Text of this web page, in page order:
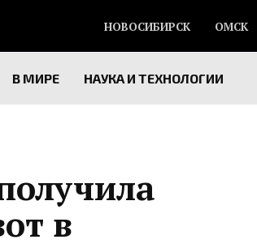
НОВОСИБИРСК ОМСК
В МИРЕ НАУКА И ТЕХНОЛОГИИ
в